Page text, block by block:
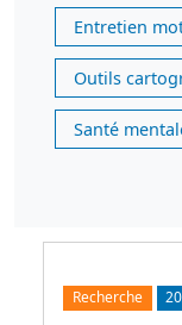
Entretien
Outils
Santé
Recherche